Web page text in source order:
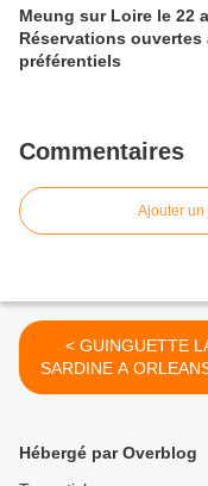
Meung sur Loire le 22
Réservations ouvertes
préférentiels
Commentaires
Ajouter un
< GUINGUETTE LA
SARDINE A ORLEANS
gratuit de SURFING
Hébergé par Overblog